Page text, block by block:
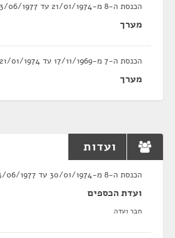
הכנסת ה-8 מ-21/01/1974 עד 13/06/1977
מערך
הכנסת ה-7 מ-17/11/1969 עד 21/01/1974
מערך
ועדות
הכנסת ה-8 מ-30/01/1974 עד 13/06/1977
ועדת הכספים
חבר ועדה